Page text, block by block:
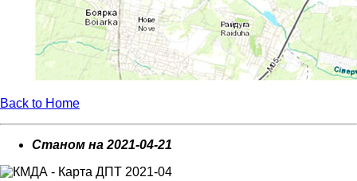
Back to Home
Станом на 2021-04-21